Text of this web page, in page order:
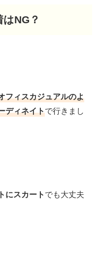
NG？
フィスカジュアルのよ
ディネイトで行きまし
にスカート でも大丈夫